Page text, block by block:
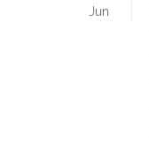
Jun